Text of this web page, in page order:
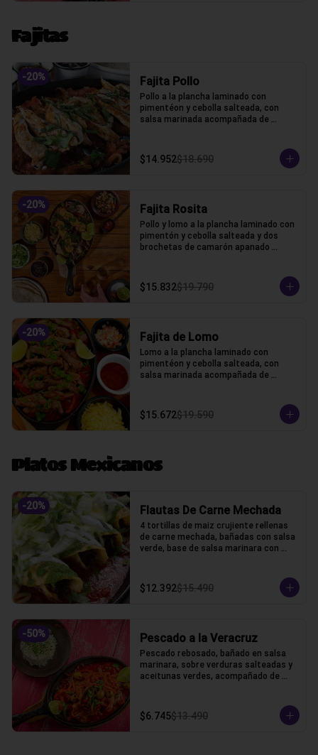
Fajitas
-20% Fajita Pollo
Pollo a la plancha laminado con
pimentéon y cebolla salteada, con
salsa marinada acompañada de
$14.952$18.690
-20% Fajita Rosita
Pollo y lomo a la plancha laminado con
pimentón y cebolla salteada y dos
brochetas de camarón apanado
trigo.
$15.832$19.790
-20% Fajita de Lomo
Lomo a la plancha laminado con
pimentéon y cebolla salteada, con
salsa marinada acompañada de
$15.672$19.590
Platos Mexicanos
-20% Flautas De Carne Mechada
4 tortillas de maiz crujiente rellenas
de carne mechada, bañadas con salsa
verde, base de salsa marinara con
$12.392$15.490
-50% Pescado a la Veracruz
Pescado rebosado, bañado en salsa
marinara, sobre verduras salteadas y
aceitunas verdes, acompañado de
$6.745$13.490